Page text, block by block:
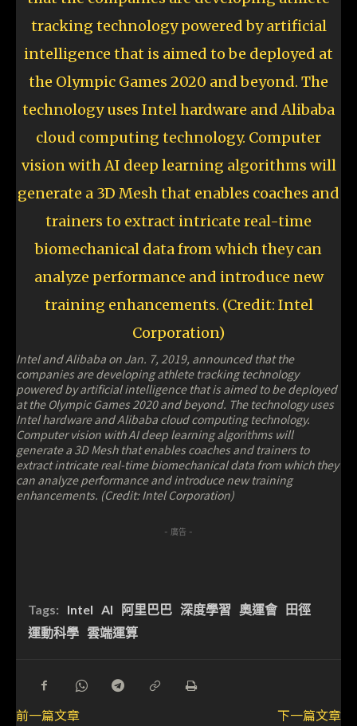
Intel and Alibaba on Jan. 7, 2019, announced that the
companies are developing athlete tracking technology
powered by artificial intelligence that is aimed to be deployed
at the Olympic Games 2020 and beyond. The technology uses
Intel hardware and Alibaba cloud computing technology.
Computer vision with AI deep learning algorithms will
generate a 3D Mesh that enables coaches and trainers to
extract intricate real-time biomechanical data from which they
can analyze performance and introduce new training
enhancements. (Credit: Intel Corporation)
- 廣告 -
Tags: Intel AI 阿里巴巴 深度學習 奧運會
田徑
運動科學 雲端運算
前一篇文章
下一篇文章